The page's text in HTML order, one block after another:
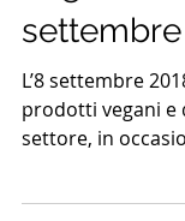
Corsi, Convegni e
Vegani al